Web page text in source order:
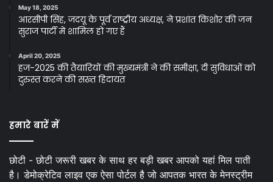
May 18, 2025
आरसीपी सिंह, जदयू के पूर्व राष्ट्रीय अध्यक्ष, ने प्रशांत किशोर की जन
सुराज पार्टी में शामिल हो गए हैं
April 20, 2025
हज-2025 की तैयारियों की मुख्यमंत्री ने की समीक्षा, दी सुविधाओं को
दुरुस्त करने की सख्त हिदायत
हमारे बारें में
छोटी - छोटी जरूरी खबर के साथ हर बड़ी खबर आपको यहां मिल पाती
है। डेमोक्रेटिव लाइव एक ऐसा पोर्टल है जो आपतक भारत के मेनस्ट्रीम